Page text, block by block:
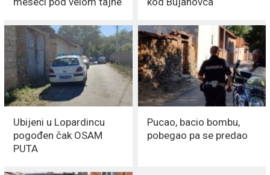
Ubijeni u Lopardincu
pogođen čak OSAM
PUTA
Pucao, bacio bombu,
pobegao pa se predao